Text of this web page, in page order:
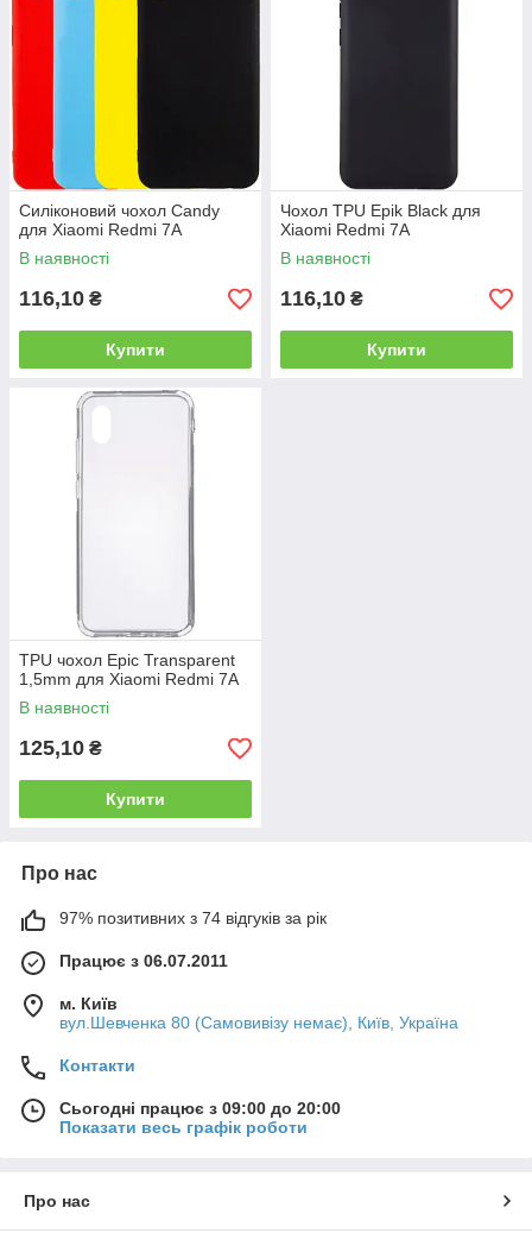
Силіконовий чохол Candy
для Xiaomi Redmi 7A
В наявності
116,10 ₴
Купити
Чохол TPU Epik Black для
Xiaomi Redmi 7A
В наявності
116,10 ₴
Купити
TPU чохол Epic Transparent
1,5mm для Xiaomi Redmi 7A
В наявності
125,10 ₴
Купити
Про нас
97% позитивних з 74 відгуків за рік
Працює з 06.07.2011
м. Київ
вул.Шевченка 80 (Самовивізу немає), Київ, Україна
Контакти
Сьогодні працює з 09:00 до 20:00
Показати весь графік роботи
Про нас